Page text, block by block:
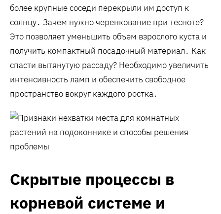
более крупные соседи перекрыли им доступ к
солнцу․ Зачем нужно черенкование при тесноте?
Это позволяет уменьшить объем взрослого куста и
получить компактный посадочный материал․ Как
спасти вытянутую рассаду? Необходимо увеличить
интенсивность ламп и обеспечить свободное
пространство вокруг каждого ростка․
Скрытые процессы в
корневой системе и